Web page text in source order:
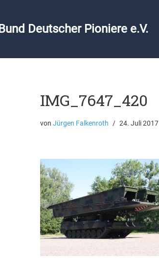
Bund Deutscher Pioniere e.V.
IMG_7647_420
von Jürgen Falkenroth 24. Juli 2017